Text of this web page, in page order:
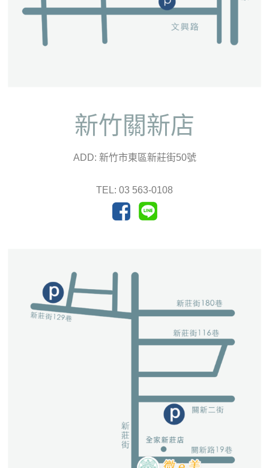
新竹關新店
ADD: 新竹市東區新莊街50號
TEL: 03 563-0108